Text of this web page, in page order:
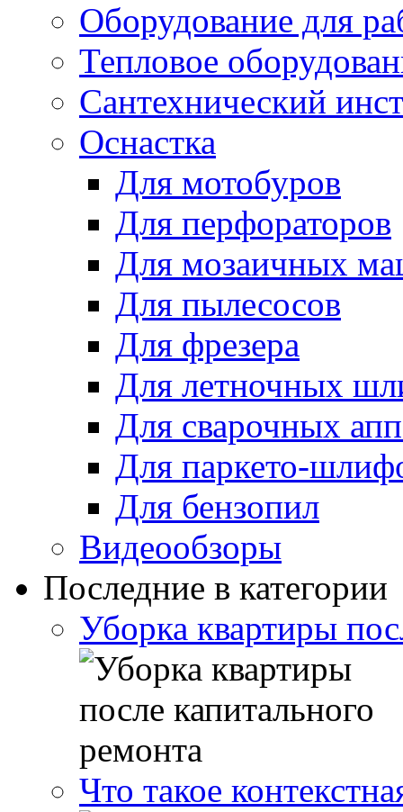
Оборудование для
Тепловое
Сантехнический
Оснастка
Для мотобуров
Для перфораторов
Для мозаичных
Для пылесосов
Для фрезера
Для летночных
Для сварочных
Для паркето-
Для бензопил
Видеообзоры
Последние в категории
Уборка квартиры
Что такое